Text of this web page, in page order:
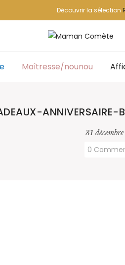
Découvrir la sélection
Maîtresse/nounou
ANNIVERSAIRE-
31
0